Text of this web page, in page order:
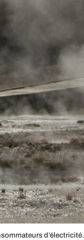
d’électricité.